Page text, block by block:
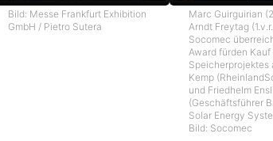
Bild: Messe Frankfurt Exhibition
GmbH / Pietro Sutera
Marc Guirguirian
Arndt Freytag
Socomec
Award fürden Kauf
Speicherprojektes
Kemp
und Friedhelm
(Geschäftsführer
Solar Energy
Bild: Socomec